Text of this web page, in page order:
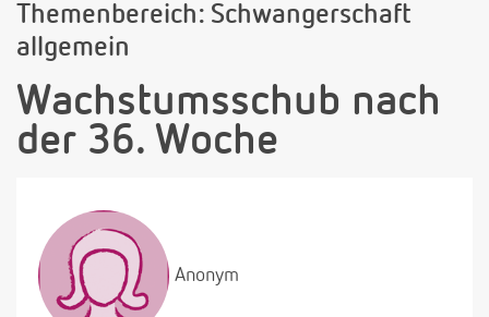
Themenbereich: Schwangerschaft
allgemein
Wachstumsschub nach
der 36. Woche
Anonym